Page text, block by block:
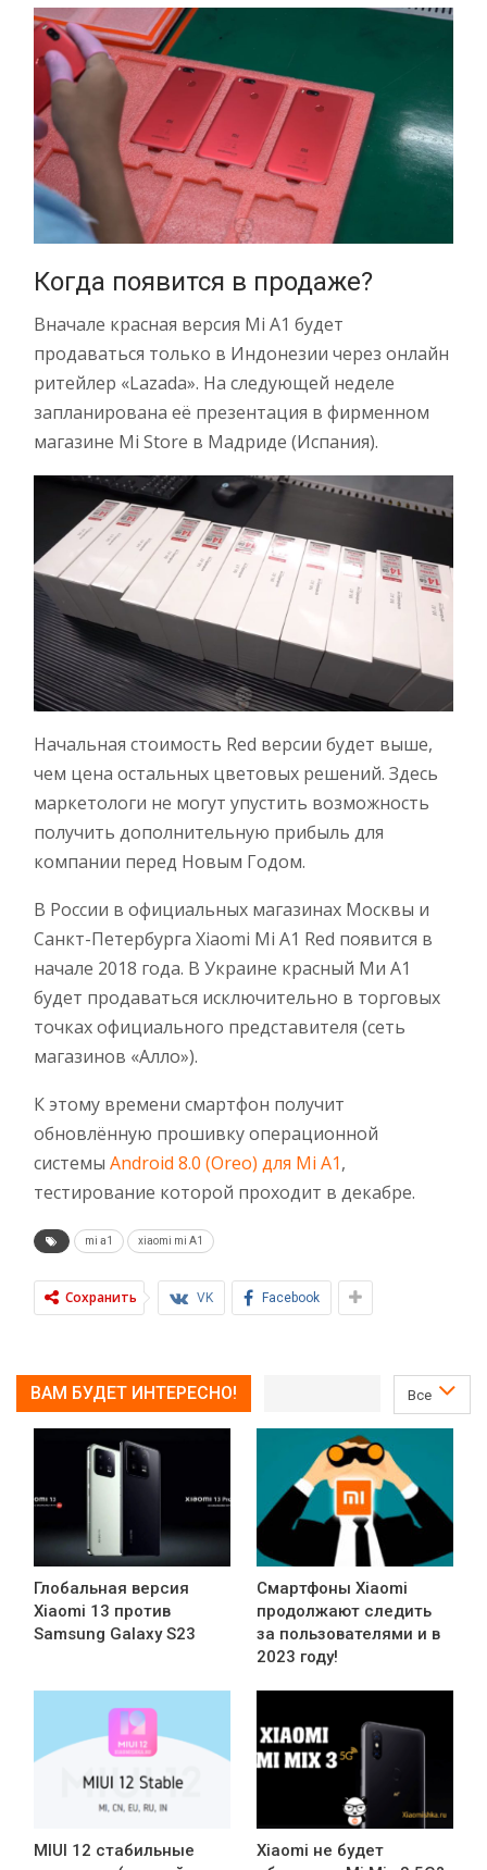
Когда появится в продаже?
Вначале красная версия Mi A1 будет
продаваться только в Индонезии через онлайн
ритейлер «Lazada». На следующей неделе
запланирована её презентация в фирменном
магазине Mi Store в Мадриде (Испания).
Начальная стоимость Red версии будет выше,
чем цена остальных цветовых решений. Здесь
маркетологи не могут упустить возможность
получить дополнительную прибыль для
компании перед Новым Годом.
В России в официальных магазинах Москвы и
Санкт-Петербурга Xiaomi Mi A1 Red появится в
начале 2018 года. В Украине красный Ми А1
будет продаваться исключительно в торговых
точках официального представителя (сеть
магазинов «Алло»).
К этому времени смартфон получит
обновлённую прошивку операционной
системы Android 8.0 (Oreo) для Mi A1,
тестирование которой проходит в декабре.
mi a1 xiaomi mi A1
Сохранить VK Facebook
Все
ВАМ БУДЕТ ИНТЕРЕСНО!
Глобальная версия
Xiaomi 13 против
Samsung Galaxy S23
Смартфоны Xiaomi
продолжают следить
за пользователями и в
2023 году!
MIUI 12 стабильные
Xiaomi не будет